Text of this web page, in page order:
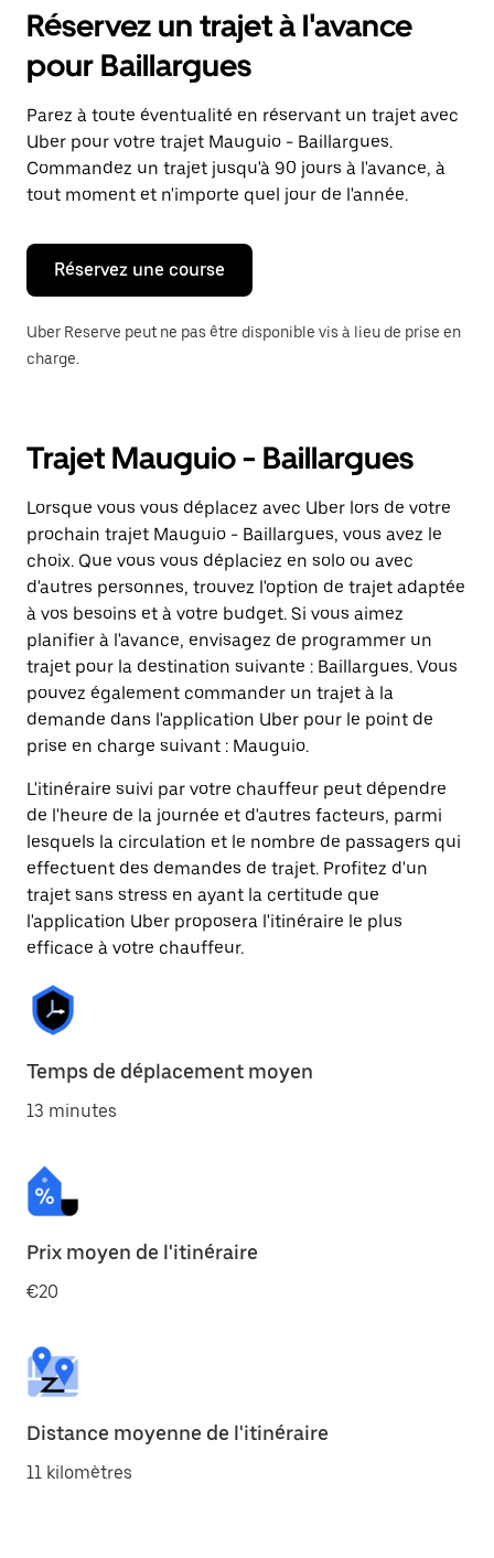
ouvrir
calendrier
et
sélectionner
une
date.
Appuyez
sur
la
Échap
pour
fermer
calendrier.
Réservez un trajet à l'avance
pour Baillargues
Parez à toute éventualité en réservant un trajet avec
Uber pour votre trajet Mauguio - Baillargues.
Commandez un trajet jusqu'à 90 jours à l'avance, à
tout moment et n'importe quel jour de l'année.
Réservez une course
Uber Reserve peut ne pas être disponible vis à lieu de prise en
charge.
Trajet Mauguio - Baillargues
Lorsque vous vous déplacez avec Uber lors de votre
prochain trajet Mauguio - Baillargues, vous avez le
choix. Que vous vous déplaciez en solo ou avec
d'autres personnes, trouvez l'option de trajet adaptée
à vos besoins et à votre budget. Si vous aimez
planifier à l'avance, envisagez de programmer un
trajet pour la destination suivante : Baillargues. Vous
pouvez également commander un trajet à la
demande dans l'application Uber pour le point de
prise en charge suivant : Mauguio.
L'itinéraire suivi par votre chauffeur peut dépendre
de l'heure de la journée et d'autres facteurs, parmi
lesquels la circulation et le nombre de passagers qui
effectuent des demandes de trajet. Profitez d'un
trajet sans stress en ayant la certitude que
l'application Uber proposera l'itinéraire le plus
efficace à votre chauffeur.
Temps de déplacement moyen
13 minutes
Prix moyen de l'itinéraire
€20
Distance moyenne de l'itinéraire
11 kilomètres